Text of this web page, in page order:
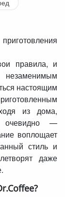
правила, и
настоящим
из дома,
очевидно —
воплощает
стиль и
даже